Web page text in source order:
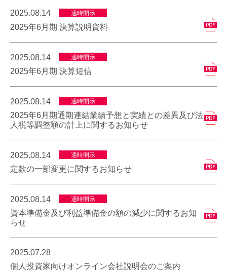
2025.08.14 適時開示
2025年6月期 決算説明資料
2025.08.14 適時開示
2025年6月期 決算短信
2025.08.14 適時開示
2025年6月期通期連結業績予想と実績との差異及び法
人税等調整額の計上に関するお知らせ
2025.08.14 適時開示
定款の一部変更に関するお知らせ
2025.08.14 適時開示
資本準備金及び利益準備金の額の減少に関するお知
らせ
2025.07.28
個人投資家向けオンライン会社説明会のご案内